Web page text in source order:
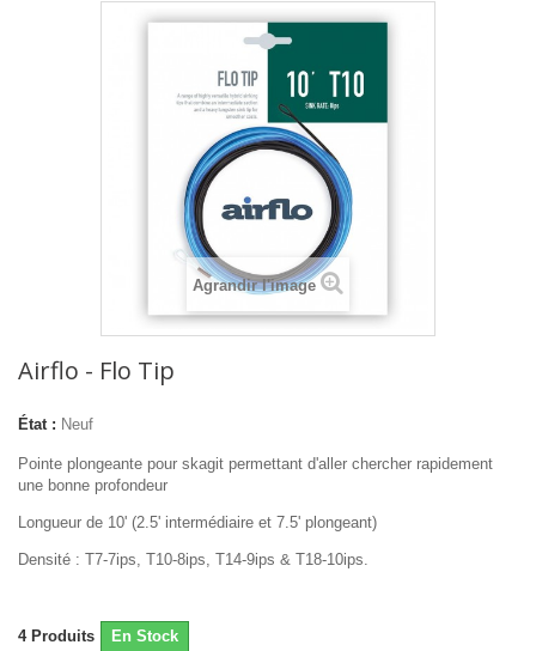
Agrandir l'image
Airflo - Flo Tip
État : Neuf
Pointe plongeante pour skagit permettant d'aller chercher rapidement
une bonne profondeur
Longueur de 10' (2.5' intermédiaire et 7.5' plongeant)
Densité : T7-7ips, T10-8ips, T14-9ips & T18-10ips.
4 Produits En Stock